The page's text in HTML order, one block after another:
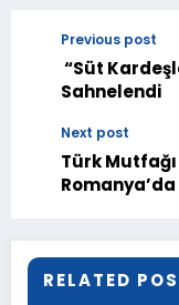
Previous post
“Süt
Sahnelendi
Next post
Türk Mutfağı
RELATED